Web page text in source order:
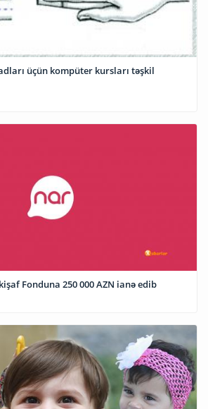
üçün kompüter kursları təşkil
Fonduna 250 000 AZN ianə edib